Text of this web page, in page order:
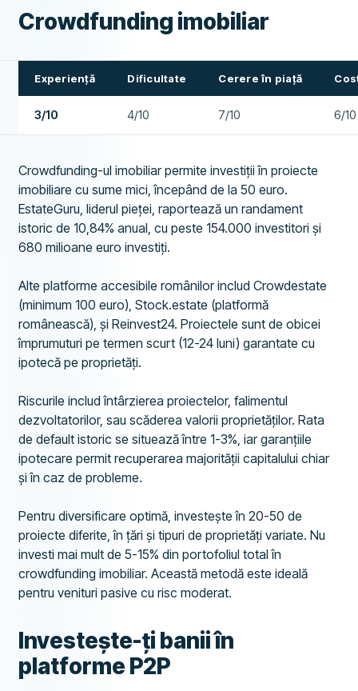
Crowdfunding imobiliar
Experiență Dificultate Cerere în piață
3/10 4/10 7/10 6/10
Crowdfunding-ul imobiliar permite investiții în proiecte
imobiliare cu sume mici, începând de la 50 euro.
EstateGuru, liderul pieței, raportează un randament
istoric de 10,84% anual, cu peste 154.000 investitori și
680 milioane euro investiți.
Alte platforme accesibile românilor includ Crowdestate
(minimum 100 euro), Stock.estate (platformă
românească), și Reinvest24. Proiectele sunt de obicei
împrumuturi pe termen scurt (12-24 luni) garantate cu
ipotecă pe proprietăți.
Riscurile includ întârzierea proiectelor, falimentul
dezvoltatorilor, sau scăderea valorii proprietăților. Rata
de default istoric se situează între 1-3%, iar garanțiile
ipotecare permit recuperarea majorității capitalului chiar
și în caz de probleme.
Pentru diversificare optimă, investește în 20-50 de
proiecte diferite, în țări și tipuri de proprietăți variate. Nu
investi mai mult de 5-15% din portofoliul total în
crowdfunding imobiliar. Această metodă este ideală
pentru venituri pasive cu risc moderat.
Investește-ți banii în
platforme P2P